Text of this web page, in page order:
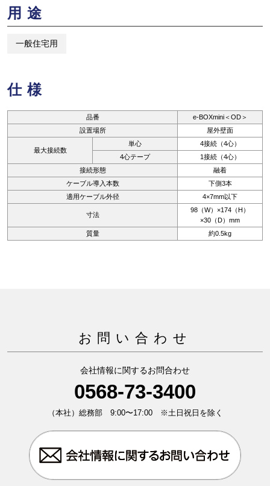
用途
一般住宅用
仕様
品番
e-BOXmini＜OD＞
設置場所
屋外壁面
最大接続数
単心
4接続（4心）
4心テープ
1接続（4心）
接続形態
融着
ケーブル導入本数
下側3本
適用ケーブル外径
4×7mm以下
寸法
98（W）×174（H）
×30（D）mm
質量
約0.5kg
お問い合わせ
会社情報に関するお問合わせ
0568-73-3400
（本社）総務部 9:00〜17:00 ※土日祝日を除く